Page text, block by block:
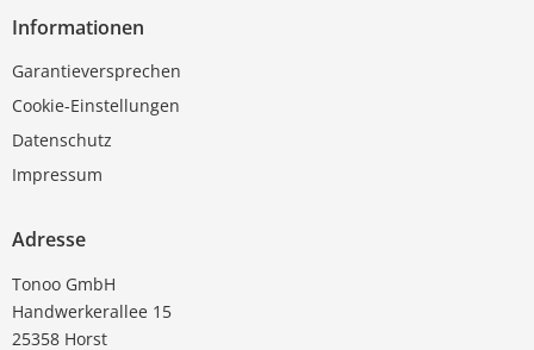
Informationen
Garantieversprechen
Cookie-Einstellungen
Datenschutz
Impressum
Adresse
Tonoo GmbH
Handwerkerallee 15
25358 Horst